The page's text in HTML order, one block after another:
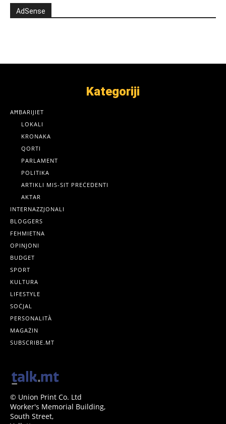
AdSense
Kategoriji
AĦBARIJIET
LOKALI
KRONAKA
QORTI
PARLAMENT
POLITIKA
ARTIKLI MIS-SIT PREĊEDENTI
AKTAR
INTERNAZZJONALI
BLOGGERS
FEHMIETNA
OPINJONI
BUDGET
SPORT
KULTURA
LIFESTYLE
SOĊJAL
PERSONALITÀ
MAGAŻIN
SUBSCRIBE.MT
© Union Print Co. Ltd
Worker's Memorial Building,
South Street,